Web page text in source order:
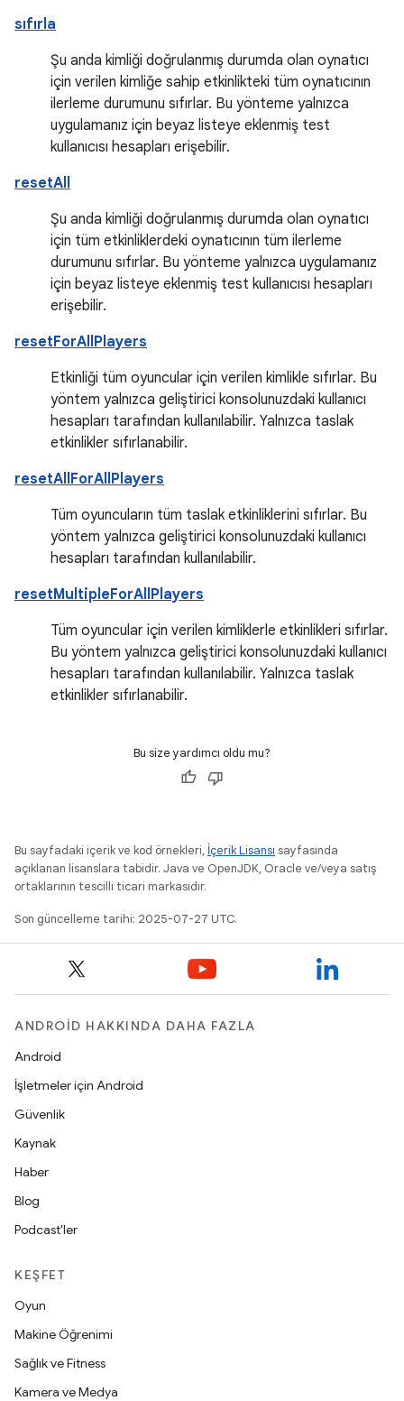
sıfırla
Şu anda kimliği doğrulanmış durumda olan oynatıcı
için verilen kimliğe sahip etkinlikteki tüm oynatıcının
ilerleme durumunu sıfırlar. Bu yönteme yalnızca
uygulamanız için beyaz listeye eklenmiş test
kullanıcısı hesapları erişebilir.
resetAll
Şu anda kimliği doğrulanmış durumda olan oynatıcı
için tüm etkinliklerdeki oynatıcının tüm ilerleme
durumunu sıfırlar. Bu yönteme yalnızca uygulamanız
için beyaz listeye eklenmiş test kullanıcısı hesapları
erişebilir.
resetForAllPlayers
Etkinliği tüm oyuncular için verilen kimlikle sıfırlar. Bu
yöntem yalnızca geliştirici konsolunuzdaki kullanıcı
hesapları tarafından kullanılabilir. Yalnızca taslak
etkinlikler sıfırlanabilir.
resetAllForAllPlayers
Tüm oyuncuların tüm taslak etkinliklerini sıfırlar. Bu
yöntem yalnızca geliştirici konsolunuzdaki kullanıcı
hesapları tarafından kullanılabilir.
resetMultipleForAllPlayers
Tüm oyuncular için verilen kimliklerle etkinlikleri sıfırlar.
Bu yöntem yalnızca geliştirici konsolunuzdaki kullanıcı
hesapları tarafından kullanılabilir. Yalnızca taslak
etkinlikler sıfırlanabilir.
Bu size yardımcı oldu mu?
Bu sayfadaki içerik ve kod örnekleri, İçerik Lisansı sayfasında
açıklanan lisanslara tabidir. Java ve OpenJDK, Oracle ve/veya satış
ortaklarının tescilli ticari markasıdır.
Son güncelleme tarihi: 2025-07-27 UTC.
ANDROID HAKKINDA DAHA FAZLA
Android
İşletmeler için Android
Güvenlik
Kaynak
Haber
Blog
Podcast'ler
KEŞFET
Oyun
Makine Öğrenimi
Sağlık ve Fitness
Kamera ve Medya